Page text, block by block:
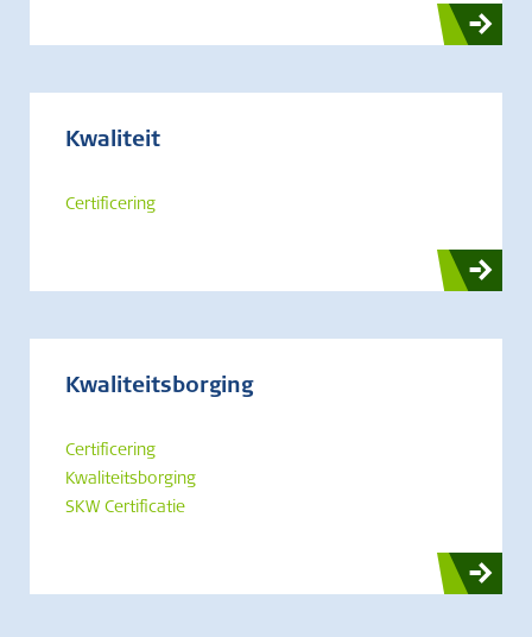
Kwaliteit
Certificering
Kwaliteitsborging
Certificering
Kwaliteitsborging
SKW Certificatie